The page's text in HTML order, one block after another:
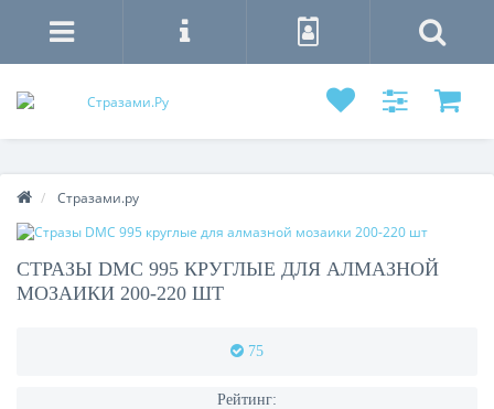
Стразами.ру
СТРАЗЫ DMC 995 КРУГЛЫЕ ДЛЯ АЛМАЗНОЙ
МОЗАИКИ 200-220 ШТ
75
Рейтинг: